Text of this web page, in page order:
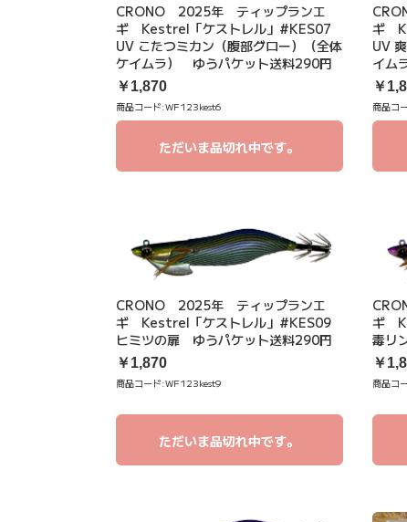
CRONO 2025年 ティップランエ
ギ Kestrel「ケストレル」#KES07
UV こたつミカン（腹部グロー）（全体
ケイムラ） ゆうパケット送料290円
￥1,870
商品コード:WF123kest6
ただいま品切れ中です。
ギ
UV
イム
￥
商品コ
CRONO 2025年 ティップランエ
ギ Kestrel「ケストレル」#KES09
ヒミツの扉 ゆうパケット送料290円
￥1,870
商品コード:WF123kest9
ただいま品切れ中です。
ギ
毒リ
￥
商品コ